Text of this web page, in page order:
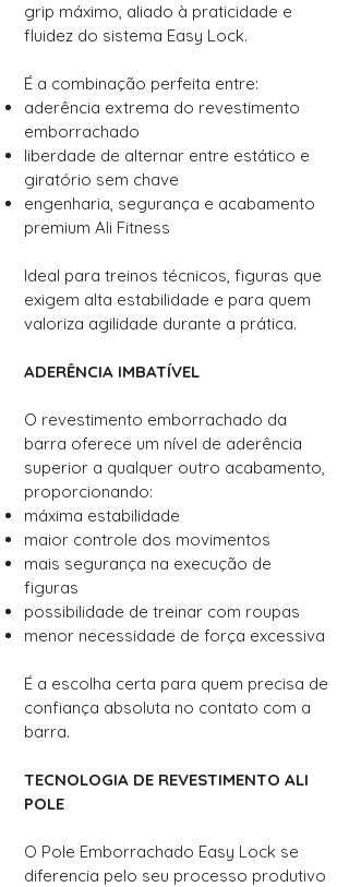
grip máximo, aliado à praticidade e
fluidez do sistema Easy Lock.
É a combinação perfeita entre:
aderência extrema do revestimento
emborrachado
liberdade de alternar entre estático e
giratório sem chave
engenharia, segurança e acabamento
premium Ali Fitness
Ideal para treinos técnicos, figuras que
exigem alta estabilidade e para quem
valoriza agilidade durante a prática.
ADERÊNCIA IMBATÍVEL
O revestimento emborrachado da
barra oferece um nível de aderência
superior a qualquer outro acabamento,
proporcionando:
máxima estabilidade
maior controle dos movimentos
mais segurança na execução de
figuras
possibilidade de treinar com roupas
menor necessidade de força excessiva
É a escolha certa para quem precisa de
confiança absoluta no contato com a
barra.
TECNOLOGIA DE REVESTIMENTO ALI
POLE
O Pole Emborrachado Easy Lock se
diferencia pelo seu processo produtivo